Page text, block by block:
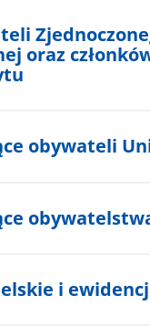
oraz
obywateli
i